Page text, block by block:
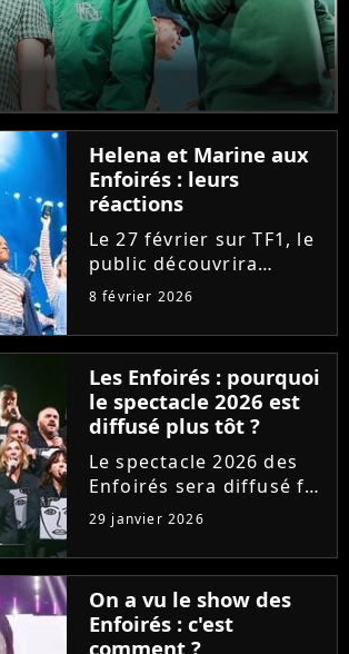
Helena et Marine aux
Enfoirés : leurs
réactions
Le 27 février sur TF1, le
public découvrira
Marine et Helena faire
Enfoirés. "Fières", les
deux chanteuses de la
"Star Academy" se
confient sur leur
arrivée...
8 février 2026
Les Enfoirés : pourquoi
le spectacle 2026 est
diffusé plus tôt ?
Le spectacle 2026 des
Enfoirés sera diffusé fin
février sur TF1, et non
pas début mars comme
d'habitude. Un décalage
provoqué par un
énorme casse-tête dans
la grille des
29 janvier 2026
On a vu le show des
Enfoirés : c'est
comment ?